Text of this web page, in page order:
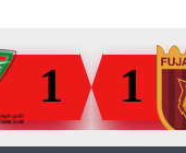
1 1